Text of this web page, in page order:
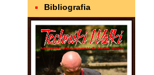
Bibliografia